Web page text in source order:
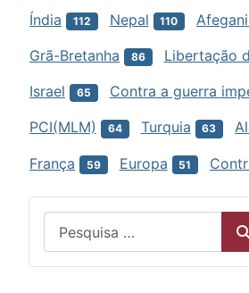
Índia 112 Nepal 110
Grã-Bretanha 86 Libertação
Israel 65 Contra a guerra
PCI(MLM) 64 Turquia 63
França 59 Europa 51